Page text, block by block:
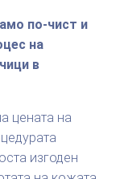
по-чист и
на
в
цената на
изгоден